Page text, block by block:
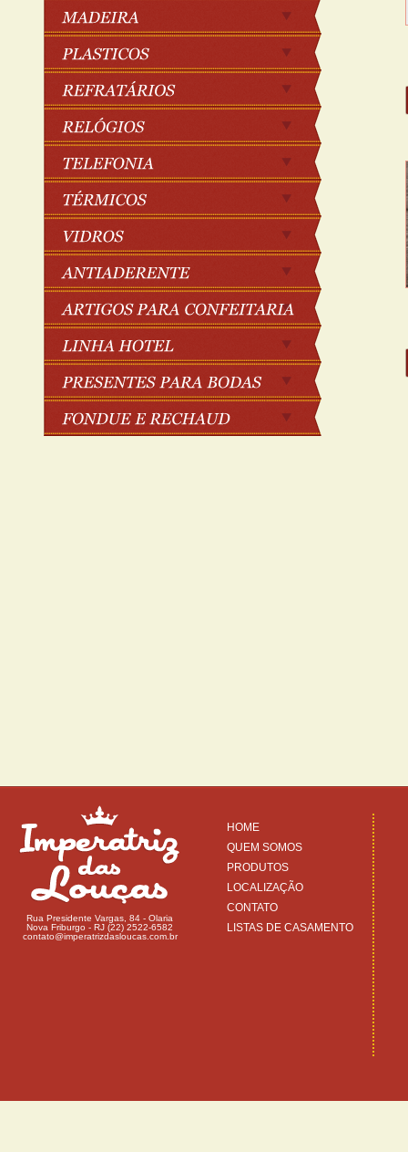
Rua Presidente Vargas, 84 - Olaria
Nova Friburgo - RJ (22) 2522-6582
contato@imperatrizdasloucas.com.br
HOME
QUEM SOMOS
PRODUTOS
LOCALIZAÇÃO
CONTATO
LISTAS DE CASAMENTO